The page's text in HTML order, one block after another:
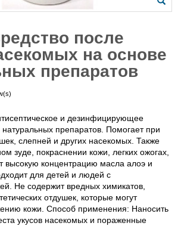
после
на основе
препаратов
и дезинфицирующее
натуральных препаратов. Помогает при
слепней и других насекомых. Также
зуде, покраснении кожи, легких ожогах,
высокую концентрацию масла алоэ и
для детей и людей с
Не содержит вредных химикатов,
отдушек, которые могут
кожи. Способ применения: Наносить
укусов насекомых и пораженные